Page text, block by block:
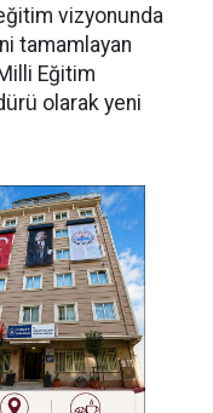
vizyonunda
tamamlayan
Eğitim
olarak yeni